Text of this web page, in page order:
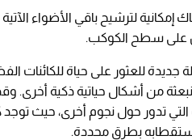
إمكانية لترشيح باقي الأضواء
على سطح الكوكب.
جديدة للعثور على حياة للكائنات
من أشكال حياتية ذكية أخرى.
تدور حول نجوم أخرى، حيث
استقطابه بطرق محددة.